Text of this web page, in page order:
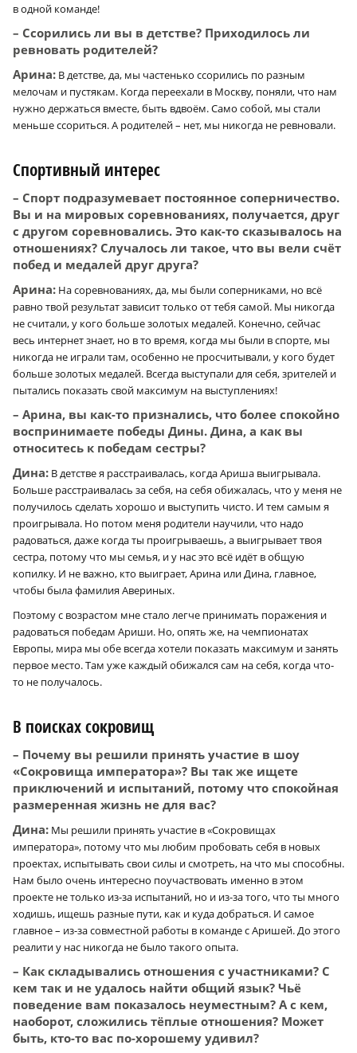
в одной команде!
– Ссорились ли вы в детстве? Приходилось ли
ревновать родителей?
Арина: В детстве, да, мы частенько ссорились по разным
мелочам и пустякам. Когда переехали в Москву, поняли, что нам
нужно держаться вместе, быть вдвоём. Само собой, мы стали
меньше ссориться. А родителей – нет, мы никогда не ревновали.
Спортивный интерес
– Спорт подразумевает постоянное соперничество.
Вы и на мировых соревнованиях, получается, друг
с другом соревновались. Это как-то сказывалось на
отношениях? Случалось ли такое, что вы вели счёт
побед и медалей друг друга?
Арина: На соревнованиях, да, мы были соперниками, но всё
равно твой результат зависит только от тебя самой. Мы никогда
не считали, у кого больше золотых медалей. Конечно, сейчас
весь интернет знает, но в то время, когда мы были в спорте, мы
никогда не играли там, особенно не просчитывали, у кого будет
больше золотых медалей. Всегда выступали для себя, зрителей и
пытались показать свой максимум на выступлениях!
– Арина, вы как-то признались, что более спокойно
воспринимаете победы Дины. Дина, а как вы
относитесь к победам сестры?
Дина: В детстве я расстраивалась, когда Ариша выигрывала.
Больше расстраивалась за себя, на себя обижалась, что у меня не
получилось сделать хорошо и выступить чисто. И тем самым я
проигрывала. Но потом меня родители научили, что надо
радоваться, даже когда ты проигрываешь, а выигрывает твоя
сестра, потому что мы семья, и у нас это всё идёт в общую
копилку. И не важно, кто выиграет, Арина или Дина, главное,
чтобы была фамилия Авериных.
Поэтому с возрастом мне стало легче принимать поражения и
радоваться победам Ариши. Но, опять же, на чемпионатах
Европы, мира мы обе всегда хотели показать максимум и занять
первое место. Там уже каждый обижался сам на себя, когда что-
то не получалось.
В поисках сокровищ
– Почему вы решили принять участие в шоу
«Сокровища императора»? Вы так же ищете
приключений и испытаний, потому что спокойная
размеренная жизнь не для вас?
Дина: Мы решили принять участие в «Сокровищах
императора», потому что мы любим пробовать себя в новых
проектах, испытывать свои силы и смотреть, на что мы способны.
Нам было очень интересно поучаствовать именно в этом
проекте не только из-за испытаний, но и из-за того, что ты много
ходишь, ищешь разные пути, как и куда добраться. И самое
главное – из-за совместной работы в команде с Аришей. До этого
реалити у нас никогда не было такого опыта.
– Как складывались отношения с участниками? С
кем так и не удалось найти общий язык? Чьё
поведение вам показалось неуместным? А с кем,
наоборот, сложились тёплые отношения? Может
быть, кто-то вас по-хорошему удивил?